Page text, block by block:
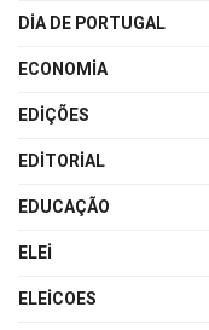
DIA DE PORTUGAL
ECONOMIA
EDIÇÕES
EDITORIAL
EDUCAÇÃO
ELEI
ELEICOES